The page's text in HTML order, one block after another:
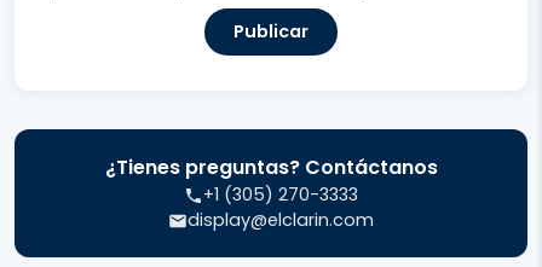
Publicar
¿Tienes preguntas? Contáctanos
+1 (305) 270-3333
display@elclarin.com